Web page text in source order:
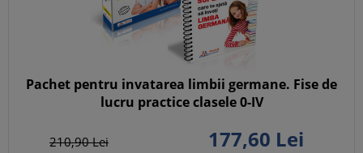
Pachet pentru invatarea limbii germane. Fise de
lucru practice clasele 0-IV
210,90Lei 177,60 Lei